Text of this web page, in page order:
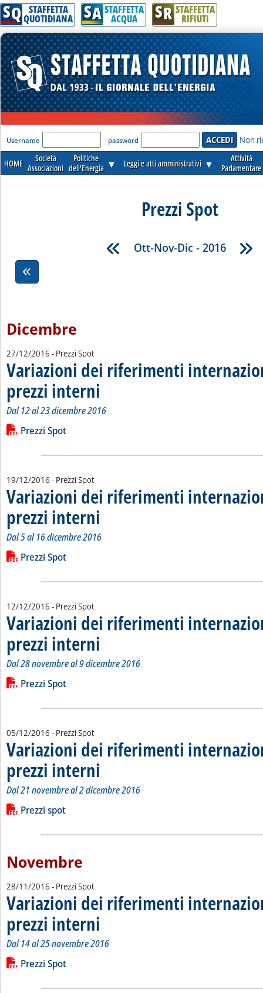
SQ STAFFETTA
QUOTIDIANA SA STAFFETTA
ACQUA SR STAFFETTA
RIFIUTI
'Modulo Login per accedere'
Username password Non
HOME
Società
Associazioni
Politiche
dell'Energia ▼ Leggi e atti amministrativi ▼
Attività
Parlamentare
Prezzi Spot
Ott-Nov-Dic - 2016
Dicembre
27/12/2016 - Prezzi Spot
Variazioni dei riferimenti
prezzi interni
Dal 12 al 23 dicembre 2016
Leggi tutta la notizia: 'Variazioni dei riferimenti
Lista allegati PDF alla notizia
Prezzi Spot
19/12/2016 - Prezzi Spot
Variazioni dei riferimenti
prezzi interni
Dal 5 al 16 dicembre 2016
Leggi tutta la notizia: 'Variazioni dei riferimenti
Lista allegati PDF alla notizia
Prezzi Spot
12/12/2016 - Prezzi Spot
Variazioni dei riferimenti
prezzi interni
Dal 28 novembre al 9 dicembre 2016
Leggi tutta la notizia: 'Variazioni dei riferimenti
Lista allegati PDF alla notizia
Prezzi Spot
05/12/2016 - Prezzi Spot
Variazioni dei riferimenti
prezzi interni
Dal 21 novembre al 2 dicembre 2016
Leggi tutta la notizia: 'Variazioni dei riferimenti
Lista allegati PDF alla notizia
Prezzi spot
Novembre
28/11/2016 - Prezzi Spot
Variazioni dei riferimenti
prezzi interni
Dal 14 al 25 novembre 2016
Leggi tutta la notizia: 'Variazioni dei riferimenti
Lista allegati PDF alla notizia
Prezzi Spot